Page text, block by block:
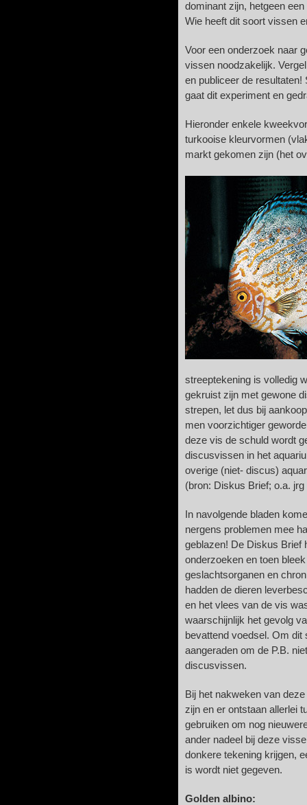
dominant zijn, hetgeen
Wie heeft dit soort vissen
Voor een onderzoek naar
vissen noodzakelijk.
en publiceer de
gaat dit experiment en
Hieronder enkele
turkooise kleurvormen
markt gekomen zijn (het
streeptekening is volledig
gekruist zijn met gewone
strepen, let dus bij
men voorzichtiger
deze vis de schuld wordt
discusvissen in het
overige (niet- discus)
(bron: Diskus Brief; o.a. jrg
In navolgende bladen
nergens problemen mee
geblazen! De Diskus Brief
onderzoeken en toen
geslachtsorganen en
hadden de dieren
en het vlees van de vis
waarschijnlijk het gevolg
bevattend voedsel. Om
aangeraden om de P.B.
discusvissen.
Bij het nakweken van
zijn en er ontstaan allerlei
gebruiken om nog
ander nadeel bij deze
donkere tekening krijgen,
is wordt niet gegeven.
Golden albino: